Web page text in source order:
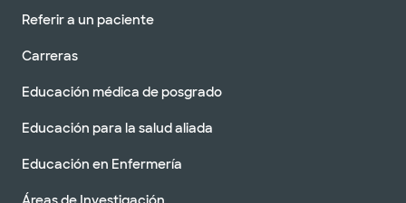
Referir a un paciente
Carreras
Educación médica de posgrado
Educación para la salud aliada
Educación en Enfermería